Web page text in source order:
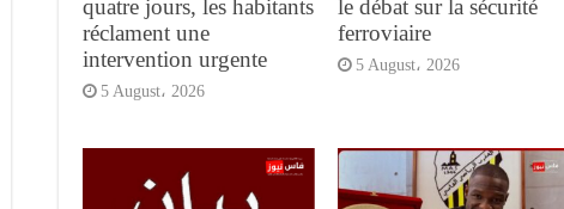
quatre jours, les habitants
réclament une
intervention urgente
5 August، 2026
le débat sur la sécurité
ferroviaire
5 August، 2026